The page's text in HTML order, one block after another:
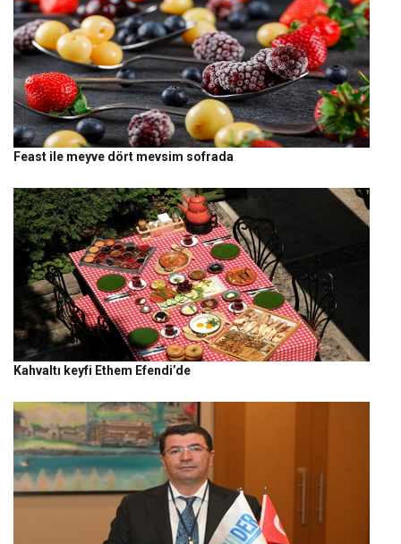
Feast ile meyve dört mevsim sofrada
Kahvaltı keyfi Ethem Efendi’de